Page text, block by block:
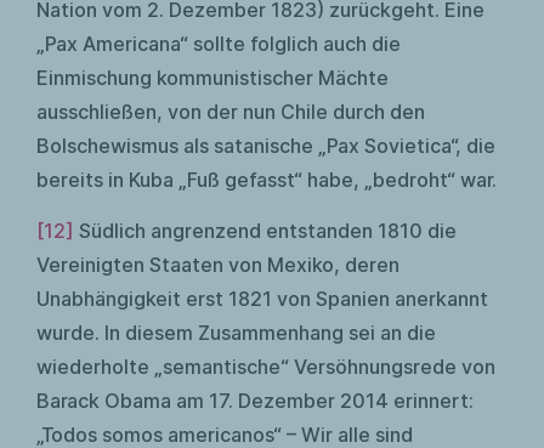
Nation vom 2. Dezember 1823) zurückgeht. Eine
„Pax Americana“ sollte folglich auch die
Einmischung kommunistischer Mächte
ausschließen, von der nun Chile durch den
Bolschewismus als satanische „Pax Sovietica“, die
bereits in Kuba „Fuß gefasst“ habe, „bedroht“ war.
[12] Südlich angrenzend entstanden 1810 die
Vereinigten Staaten von Mexiko, deren
Unabhängigkeit erst 1821 von Spanien anerkannt
wurde. In diesem Zusammenhang sei an die
wiederholte „semantische“ Versöhnungsrede von
Barack Obama am 17. Dezember 2014 erinnert:
„Todos somos americanos“ – Wir alle sind